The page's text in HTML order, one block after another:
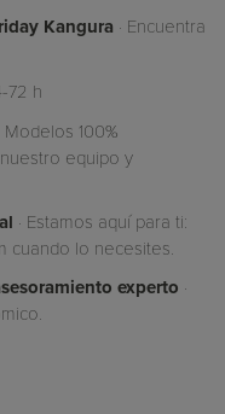
Kangura · Encuentra
72 h
Modelos 100%
equipo y
· Estamos aquí para ti:
cuando lo necesites.
experto ·